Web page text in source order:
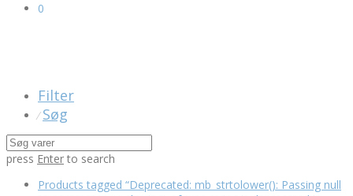
0
Filter
⁄ Søg
press Enter to search
Products tagged “Deprecated: mb_strtolower(): Passing null